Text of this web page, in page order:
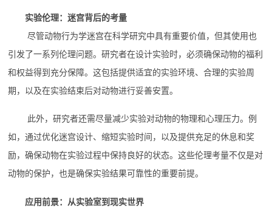
实验伦理：迷宫背后的考量
尽管动物行为学迷宫在科学研究中具有重要价值，但其使用也
引发了一系列伦理问题。研究者在设计实验时，必须确保动物的福利
和权益得到充分保障。这包括提供适宜的实验环境、合理的实验周
期，以及在实验结束后对动物进行妥善安置。
此外，研究者还需尽量减少实验对动物的物理和心理压力。例
如，通过优化迷宫设计、缩短实验时间，以及提供充足的休息和奖
励，确保动物在实验过程中保持良好的状态。这些伦理考量不仅是对
动物的保护，也是确保实验结果可靠性的重要前提。
应用前景：从实验室到现实世界